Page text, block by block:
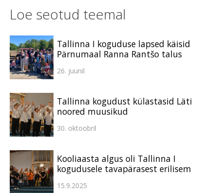
Loe seotud teemal
Tallinna I koguduse lapsed käisid
Pärnumaal Ranna Rantšo talus
26. juunil
Tallinna kogudust külastasid Läti
noored muusikud
30. oktoobril
Kooliaasta algus oli Tallinna I
kogudusele tavapärasest erilisem
15.9.2025